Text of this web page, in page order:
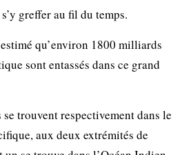
greﬀer au fil du temps.
qu’environ 1800 milliards
sont entassés dans ce grand
trouvent respectivement dans le
aux deux extrémités de